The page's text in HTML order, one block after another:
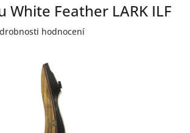
White Feather LARK ILF
hodnocení